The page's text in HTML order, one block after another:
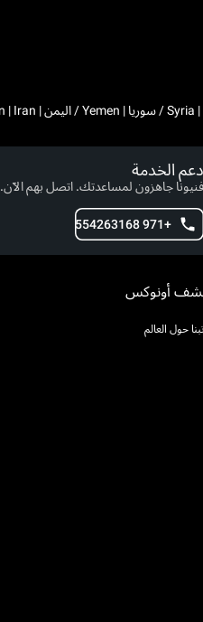
دعم الخدمة
فنيونا جاهزون لمساعدتك. اتصل بهم الآن.
+971 554263168
أونوكس
حول العالم